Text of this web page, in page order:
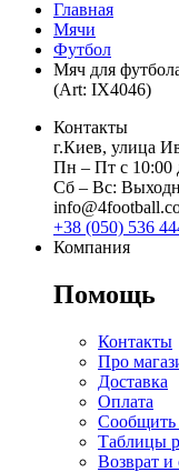
Главная
Мячи
Футбол
Мяч для
(Art: IX4046)
Контакты
г.Киев, улица
Пн ‒ Пт с 10:00
Сб ‒ Вс:
+38 (050) 536
Компания
Помощь
Контакты
Про
Доставка
Оплата
Сообщить
Таблицы
Возврат и